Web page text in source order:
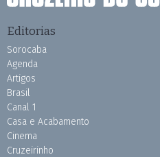
Editorias
Sorocaba
Agenda
Artigos
Brasil
Canal 1
Casa e Acabamento
Cinema
Cruzeirinho